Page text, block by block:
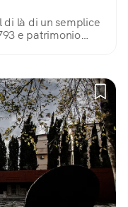
di là di un semplice
e patrimonio